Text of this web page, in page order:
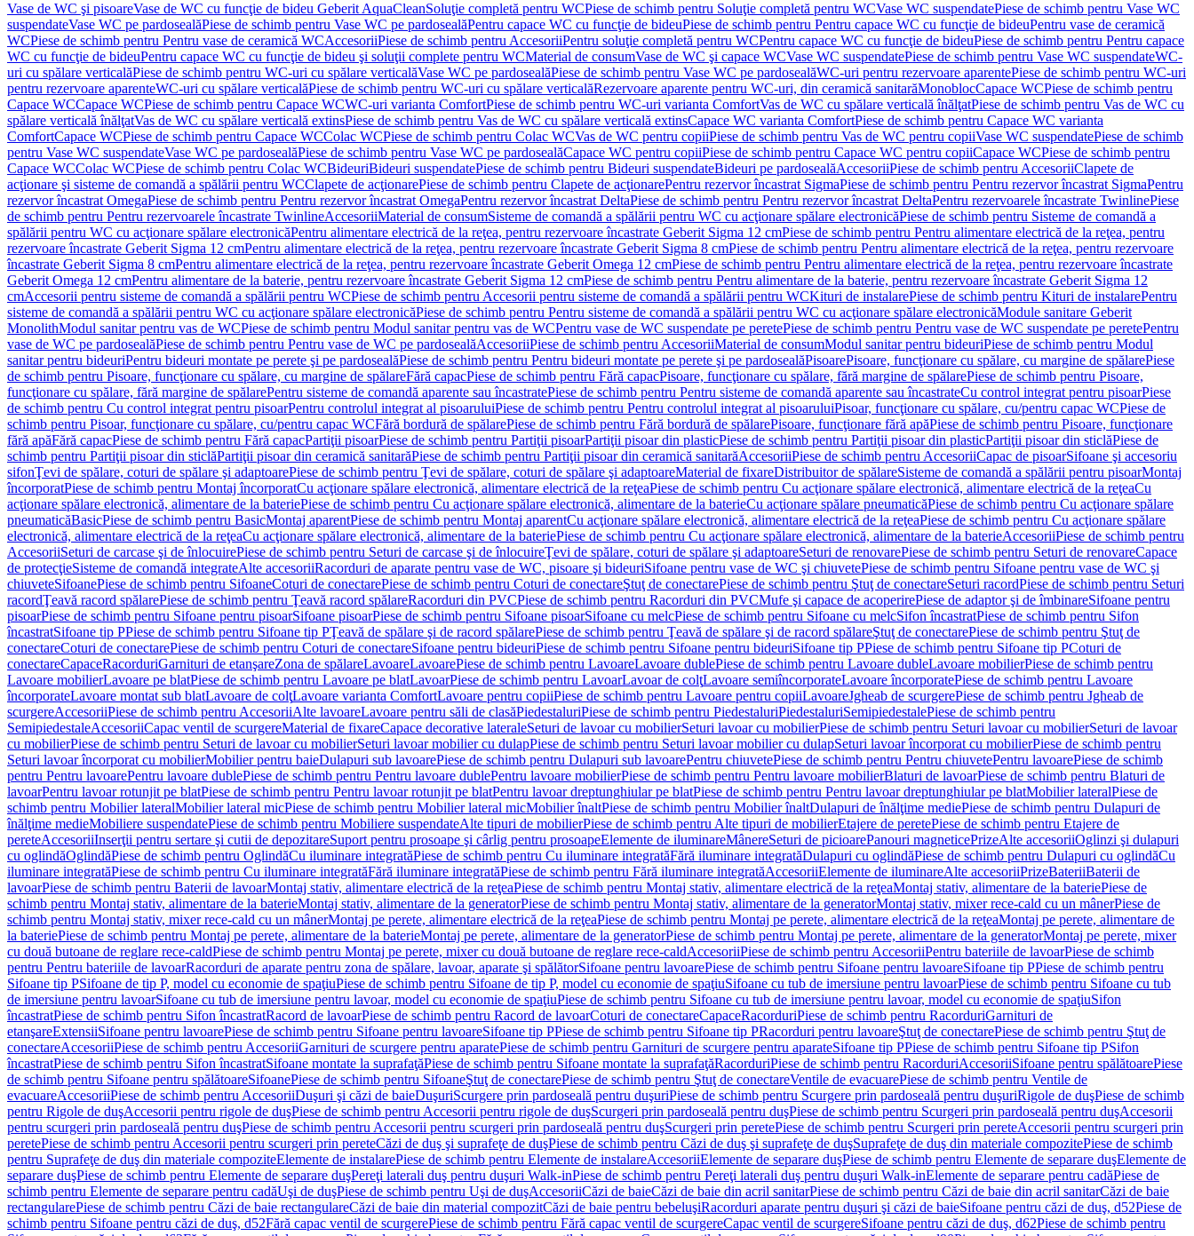
Vase de WC şi pisoareVase de WC cu funcţie de bideu Geberit AquaCleanSoluţie completă pentru WCPiese de schimb pentru Soluţie completă pentru WCVase WC suspendatePiese de schimb pentru Vase WC
suspendateVase WC pe pardosealăPiese de schimb pentru Vase WC pe pardosealăPentru capace WC cu funcţie de bideuPiese de schimb pentru Pentru capace WC cu funcţie de bideuPentru vase de ceramică
WCPiese de schimb pentru Pentru vase de ceramică WCAccesoriiPiese de schimb pentru AccesoriiPentru soluţie completă pentru WCPentru capace WC cu funcţie de bideuPiese de schimb pentru Pentru capace
WC cu funcţie de bideuPentru capace WC cu funcţie de bideu şi soluţii complete pentru WCMaterial de consumVase de WC şi capace WCVase WC suspendatePiese de schimb pentru Vase WC suspendateWC-
uri cu spălare verticalăPiese de schimb pentru WC-uri cu spălare verticalăVase WC pe pardosealăPiese de schimb pentru Vase WC pe pardosealăWC-uri pentru rezervoare aparentePiese de schimb pentru WC-uri
pentru rezervoare aparenteWC-uri cu spălare verticalăPiese de schimb pentru WC-uri cu spălare verticalăRezervoare aparente pentru WC-uri, din ceramică sanitarăMonoblocCapace WCPiese de schimb pentru
Capace WCCapace WCPiese de schimb pentru Capace WCWC-uri varianta ComfortPiese de schimb pentru WC-uri varianta ComfortVas de WC cu spălare verticală înălţatPiese de schimb pentru Vas de WC cu
spălare verticală înălţatVas de WC cu spălare verticală extinsPiese de schimb pentru Vas de WC cu spălare verticală extinsCapace WC varianta ComfortPiese de schimb pentru Capace WC varianta
ComfortCapace WCPiese de schimb pentru Capace WCColac WCPiese de schimb pentru Colac WCVas de WC pentru copiiPiese de schimb pentru Vas de WC pentru copiiVase WC suspendatePiese de schimb
pentru Vase WC suspendateVase WC pe pardosealăPiese de schimb pentru Vase WC pe pardosealăCapace WC pentru copiiPiese de schimb pentru Capace WC pentru copiiCapace WCPiese de schimb pentru
Capace WCColac WCPiese de schimb pentru Colac WCBideuriBideuri suspendatePiese de schimb pentru Bideuri suspendateBideuri pe pardosealăAccesoriiPiese de schimb pentru AccesoriiClapete de
acţionare şi sisteme de comandă a spălării pentru WCClapete de acţionarePiese de schimb pentru Clapete de acţionarePentru rezervor încastrat SigmaPiese de schimb pentru Pentru rezervor încastrat SigmaPentru
rezervor încastrat OmegaPiese de schimb pentru Pentru rezervor încastrat OmegaPentru rezervor încastrat DeltaPiese de schimb pentru Pentru rezervor încastrat DeltaPentru rezervoarele încastrate TwinlinePiese
de schimb pentru Pentru rezervoarele încastrate TwinlineAccesoriiMaterial de consumSisteme de comandă a spălării pentru WC cu acţionare spălare electronicăPiese de schimb pentru Sisteme de comandă a
spălării pentru WC cu acţionare spălare electronicăPentru alimentare electrică de la reţea, pentru rezervoare încastrate Geberit Sigma 12 cmPiese de schimb pentru Pentru alimentare electrică de la reţea, pentru
rezervoare încastrate Geberit Sigma 12 cmPentru alimentare electrică de la reţea, pentru rezervoare încastrate Geberit Sigma 8 cmPiese de schimb pentru Pentru alimentare electrică de la reţea, pentru rezervoare
încastrate Geberit Sigma 8 cmPentru alimentare electrică de la reţea, pentru rezervoare încastrate Geberit Omega 12 cmPiese de schimb pentru Pentru alimentare electrică de la reţea, pentru rezervoare încastrate
Geberit Omega 12 cmPentru alimentare de la baterie, pentru rezervoare încastrate Geberit Sigma 12 cmPiese de schimb pentru Pentru alimentare de la baterie, pentru rezervoare încastrate Geberit Sigma 12
cmAccesorii pentru sisteme de comandă a spălării pentru WCPiese de schimb pentru Accesorii pentru sisteme de comandă a spălării pentru WCKituri de instalarePiese de schimb pentru Kituri de instalarePentru
sisteme de comandă a spălării pentru WC cu acţionare spălare electronicăPiese de schimb pentru Pentru sisteme de comandă a spălării pentru WC cu acţionare spălare electronicăModule sanitare Geberit
MonolithModul sanitar pentru vas de WCPiese de schimb pentru Modul sanitar pentru vas de WCPentru vase de WC suspendate pe peretePiese de schimb pentru Pentru vase de WC suspendate pe peretePentru
vase de WC pe pardosealăPiese de schimb pentru Pentru vase de WC pe pardosealăAccesoriiPiese de schimb pentru AccesoriiMaterial de consumModul sanitar pentru bideuriPiese de schimb pentru Modul
sanitar pentru bideuriPentru bideuri montate pe perete şi pe pardosealăPiese de schimb pentru Pentru bideuri montate pe perete şi pe pardosealăPisoarePisoare, funcţionare cu spălare, cu margine de spălarePiese
de schimb pentru Pisoare, funcţionare cu spălare, cu margine de spălareFără capacPiese de schimb pentru Fără capacPisoare, funcţionare cu spălare, fără margine de spălarePiese de schimb pentru Pisoare,
funcţionare cu spălare, fără margine de spălarePentru sisteme de comandă aparente sau încastratePiese de schimb pentru Pentru sisteme de comandă aparente sau încastrateCu control integrat pentru pisoarPiese
de schimb pentru Cu control integrat pentru pisoarPentru controlul integrat al pisoaruluiPiese de schimb pentru Pentru controlul integrat al pisoaruluiPisoar, funcţionare cu spălare, cu/pentru capac WCPiese de
schimb pentru Pisoar, funcţionare cu spălare, cu/pentru capac WCFără bordură de spălarePiese de schimb pentru Fără bordură de spălarePisoare, funcţionare fără apăPiese de schimb pentru Pisoare, funcţionare
fără apăFără capacPiese de schimb pentru Fără capacPartiţii pisoarPiese de schimb pentru Partiţii pisoarPartiţii pisoar din plasticPiese de schimb pentru Partiţii pisoar din plasticPartiţii pisoar din sticlăPiese de
schimb pentru Partiţii pisoar din sticlăPartiţii pisoar din ceramică sanitarăPiese de schimb pentru Partiţii pisoar din ceramică sanitarăAccesoriiPiese de schimb pentru AccesoriiCapac de pisoarSifoane şi accesoriu
sifonŢevi de spălare, coturi de spălare şi adaptoarePiese de schimb pentru Ţevi de spălare, coturi de spălare şi adaptoareMaterial de fixareDistribuitor de spălareSisteme de comandă a spălării pentru pisoarMontaj
încorporatPiese de schimb pentru Montaj încorporatCu acţionare spălare electronică, alimentare electrică de la reţeaPiese de schimb pentru Cu acţionare spălare electronică, alimentare electrică de la reţeaCu
acţionare spălare electronică, alimentare de la bateriePiese de schimb pentru Cu acţionare spălare electronică, alimentare de la baterieCu acţionare spălare pneumaticăPiese de schimb pentru Cu acţionare spălare
pneumaticăBasicPiese de schimb pentru BasicMontaj aparentPiese de schimb pentru Montaj aparentCu acţionare spălare electronică, alimentare electrică de la reţeaPiese de schimb pentru Cu acţionare spălare
electronică, alimentare electrică de la reţeaCu acţionare spălare electronică, alimentare de la bateriePiese de schimb pentru Cu acţionare spălare electronică, alimentare de la baterieAccesoriiPiese de schimb pentru
AccesoriiSeturi de carcase şi de înlocuirePiese de schimb pentru Seturi de carcase şi de înlocuireŢevi de spălare, coturi de spălare şi adaptoareSeturi de renovarePiese de schimb pentru Seturi de renovareCapace
de protecţieSisteme de comandă integrateAlte accesoriiRacorduri de aparate pentru vase de WC, pisoare şi bideuriSifoane pentru vase de WC şi chiuvetePiese de schimb pentru Sifoane pentru vase de WC şi
chiuveteSifoanePiese de schimb pentru SifoaneCoturi de conectarePiese de schimb pentru Coturi de conectareŞtuţ de conectarePiese de schimb pentru Ştuţ de conectareSeturi racordPiese de schimb pentru Seturi
racordŢeavă racord spălarePiese de schimb pentru Ţeavă racord spălareRacorduri din PVCPiese de schimb pentru Racorduri din PVCMufe şi capace de acoperirePiese de adaptor şi de îmbinareSifoane pentru
pisoarPiese de schimb pentru Sifoane pentru pisoarSifoane pisoarPiese de schimb pentru Sifoane pisoarSifoane cu melcPiese de schimb pentru Sifoane cu melcSifon încastratPiese de schimb pentru Sifon
încastratSifoane tip PPiese de schimb pentru Sifoane tip PŢeavă de spălare şi de racord spălarePiese de schimb pentru Ţeavă de spălare şi de racord spălareŞtuţ de conectarePiese de schimb pentru Ştuţ de
conectareCoturi de conectarePiese de schimb pentru Coturi de conectareSifoane pentru bideuriPiese de schimb pentru Sifoane pentru bideuriSifoane tip PPiese de schimb pentru Sifoane tip PCoturi de
conectareCapaceRacorduriGarnituri de etanşareZona de spălareLavoareLavoarePiese de schimb pentru LavoareLavoare dublePiese de schimb pentru Lavoare dubleLavoare mobilierPiese de schimb pentru
Lavoare mobilierLavoare pe blatPiese de schimb pentru Lavoare pe blatLavoarPiese de schimb pentru LavoarLavoar de colţLavoare semiîncorporateLavoare încorporatePiese de schimb pentru Lavoare
încorporateLavoare montat sub blatLavoare de colţLavoare varianta ComfortLavoare pentru copiiPiese de schimb pentru Lavoare pentru copiiLavoareJgheab de scurgerePiese de schimb pentru Jgheab de
scurgereAccesoriiPiese de schimb pentru AccesoriiAlte lavoareLavoare pentru săli de clasăPiedestaluriPiese de schimb pentru PiedestaluriPiedestaluriSemipiedestalePiese de schimb pentru
SemipiedestaleAccesoriiCapac ventil de scurgereMaterial de fixareCapace decorative lateraleSeturi de lavoar cu mobilierSeturi lavoar cu mobilierPiese de schimb pentru Seturi lavoar cu mobilierSeturi de lavoar
cu mobilierPiese de schimb pentru Seturi de lavoar cu mobilierSeturi lavoar mobilier cu dulapPiese de schimb pentru Seturi lavoar mobilier cu dulapSeturi lavoar încorporat cu mobilierPiese de schimb pentru
Seturi lavoar încorporat cu mobilierMobilier pentru baieDulapuri sub lavoarePiese de schimb pentru Dulapuri sub lavoarePentru chiuvetePiese de schimb pentru Pentru chiuvetePentru lavoarePiese de schimb
pentru Pentru lavoarePentru lavoare dublePiese de schimb pentru Pentru lavoare dublePentru lavoare mobilierPiese de schimb pentru Pentru lavoare mobilierBlaturi de lavoarPiese de schimb pentru Blaturi de
lavoarPentru lavoar rotunjit pe blatPiese de schimb pentru Pentru lavoar rotunjit pe blatPentru lavoar dreptunghiular pe blatPiese de schimb pentru Pentru lavoar dreptunghiular pe blatMobilier lateralPiese de
schimb pentru Mobilier lateralMobilier lateral micPiese de schimb pentru Mobilier lateral micMobilier înaltPiese de schimb pentru Mobilier înaltDulapuri de înălţime mediePiese de schimb pentru Dulapuri de
înălţime medieMobiliere suspendatePiese de schimb pentru Mobiliere suspendateAlte tipuri de mobilierPiese de schimb pentru Alte tipuri de mobilierEtajere de peretePiese de schimb pentru Etajere de
pereteAccesoriiInserţii pentru sertare şi cutii de depozitareSuport pentru prosoape şi cârlig pentru prosoapeElemente de iluminareMânereSeturi de picioarePanouri magneticePrizeAlte accesoriiOglinzi şi dulapuri
cu oglindăOglindăPiese de schimb pentru OglindăCu iluminare integratăPiese de schimb pentru Cu iluminare integratăFără iluminare integratăDulapuri cu oglindăPiese de schimb pentru Dulapuri cu oglindăCu
iluminare integratăPiese de schimb pentru Cu iluminare integratăFără iluminare integratăPiese de schimb pentru Fără iluminare integratăAccesoriiElemente de iluminareAlte accesoriiPrizeBateriiBaterii de
lavoarPiese de schimb pentru Baterii de lavoarMontaj stativ, alimentare electrică de la reţeaPiese de schimb pentru Montaj stativ, alimentare electrică de la reţeaMontaj stativ, alimentare de la bateriePiese de
schimb pentru Montaj stativ, alimentare de la baterieMontaj stativ, alimentare de la generatorPiese de schimb pentru Montaj stativ, alimentare de la generatorMontaj stativ, mixer rece-cald cu un mânerPiese de
schimb pentru Montaj stativ, mixer rece-cald cu un mânerMontaj pe perete, alimentare electrică de la reţeaPiese de schimb pentru Montaj pe perete, alimentare electrică de la reţeaMontaj pe perete, alimentare de
la bateriePiese de schimb pentru Montaj pe perete, alimentare de la baterieMontaj pe perete, alimentare de la generatorPiese de schimb pentru Montaj pe perete, alimentare de la generatorMontaj pe perete, mixer
cu două butoane de reglare rece-caldPiese de schimb pentru Montaj pe perete, mixer cu două butoane de reglare rece-caldAccesoriiPiese de schimb pentru AccesoriiPentru bateriile de lavoarPiese de schimb
pentru Pentru bateriile de lavoarRacorduri de aparate pentru zona de spălare, lavoar, aparate şi spălătorSifoane pentru lavoarePiese de schimb pentru Sifoane pentru lavoareSifoane tip PPiese de schimb pentru
Sifoane tip PSifoane de tip P, model cu economie de spaţiuPiese de schimb pentru Sifoane de tip P, model cu economie de spaţiuSifoane cu tub de imersiune pentru lavoarPiese de schimb pentru Sifoane cu tub
de imersiune pentru lavoarSifoane cu tub de imersiune pentru lavoar, model cu economie de spaţiuPiese de schimb pentru Sifoane cu tub de imersiune pentru lavoar, model cu economie de spaţiuSifon
încastratPiese de schimb pentru Sifon încastratRacord de lavoarPiese de schimb pentru Racord de lavoarCoturi de conectareCapaceRacorduriPiese de schimb pentru RacorduriGarnituri de
etanşareExtensiiSifoane pentru lavoarePiese de schimb pentru Sifoane pentru lavoareSifoane tip PPiese de schimb pentru Sifoane tip PRacorduri pentru lavoareŞtuţ de conectarePiese de schimb pentru Ştuţ de
conectareAccesoriiPiese de schimb pentru AccesoriiGarnituri de scurgere pentru aparatePiese de schimb pentru Garnituri de scurgere pentru aparateSifoane tip PPiese de schimb pentru Sifoane tip PSifon
încastratPiese de schimb pentru Sifon încastratSifoane montate la suprafaţăPiese de schimb pentru Sifoane montate la suprafaţăRacorduriPiese de schimb pentru RacorduriAccesoriiSifoane pentru spălătoarePiese
de schimb pentru Sifoane pentru spălătoareSifoanePiese de schimb pentru SifoaneŞtuţ de conectarePiese de schimb pentru Ştuţ de conectareVentile de evacuarePiese de schimb pentru Ventile de
evacuareAccesoriiPiese de schimb pentru AccesoriiDuşuri şi căzi de baieDuşuriScurgere prin pardoseală pentru duşuriPiese de schimb pentru Scurgere prin pardoseală pentru duşuriRigole de duşPiese de schimb
pentru Rigole de duşAccesorii pentru rigole de duşPiese de schimb pentru Accesorii pentru rigole de duşScurgeri prin pardoseală pentru duşPiese de schimb pentru Scurgeri prin pardoseală pentru duşAccesorii
pentru scurgeri prin pardoseală pentru duşPiese de schimb pentru Accesorii pentru scurgeri prin pardoseală pentru duşScurgeri prin peretePiese de schimb pentru Scurgeri prin pereteAccesorii pentru scurgeri prin
peretePiese de schimb pentru Accesorii pentru scurgeri prin pereteCăzi de duş şi suprafeţe de duşPiese de schimb pentru Căzi de duş şi suprafeţe de duşSuprafeţe de duş din materiale compozitePiese de schimb
pentru Suprafeţe de duş din materiale compoziteElemente de instalarePiese de schimb pentru Elemente de instalareAccesoriiElemente de separare duşPiese de schimb pentru Elemente de separare duşElemente de
separare duşPiese de schimb pentru Elemente de separare duşPereţi laterali duş pentru duşuri Walk-inPiese de schimb pentru Pereţi laterali duş pentru duşuri Walk-inElemente de separare pentru cadăPiese de
schimb pentru Elemente de separare pentru cadăUşi de duşPiese de schimb pentru Uşi de duşAccesoriiCăzi de baieCăzi de baie din acril sanitarPiese de schimb pentru Căzi de baie din acril sanitarCăzi de baie
rectangularePiese de schimb pentru Căzi de baie rectangulareCăzi de baie din material compozitCăzi de baie pentru bebeluşiRacorduri aparate pentru duşuri şi căzi de baieSifoane pentru căzi de duş, d52Piese de
schimb pentru Sifoane pentru căzi de duş, d52Fără capac ventil de scurgerePiese de schimb pentru Fără capac ventil de scurgereCapac ventil de scurgereSifoane pentru căzi de duş, d62Piese de schimb pentru